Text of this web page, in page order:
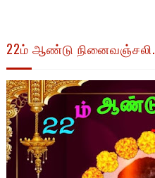
22ம் ஆண்டு நினைவஞ்சலி.